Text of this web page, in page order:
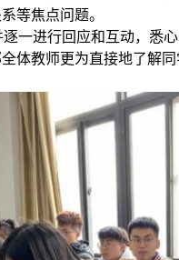
等焦点问题。
进行回应和互动，悉
体教师更为直接地了解